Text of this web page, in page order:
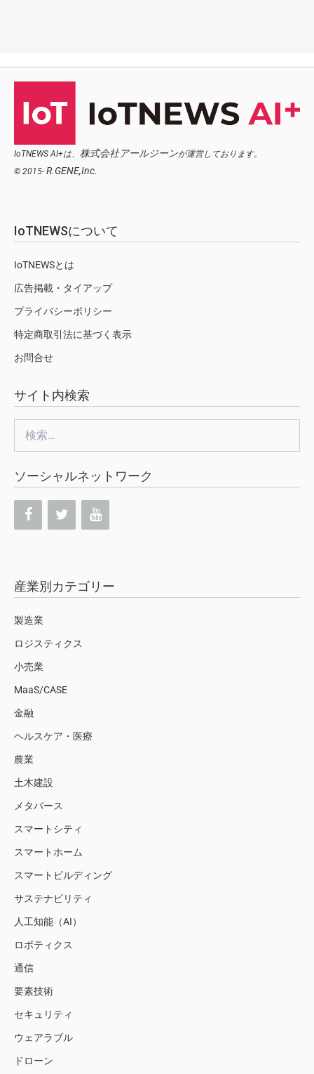
IoTNEWS AI+は、 株式会社アールジーンが運営しております。
© 2015- R.GENE,Inc.
IoTNEWSについて
IoTNEWSとは
広告掲載・タイアップ
プライバシーポリシー
特定商取引法に基づく表示
お問合せ
サイト内検索
索:
ソーシャルネットワーク
産業別カテゴリー
製造業
ロジスティクス
小売業
MaaS/CASE
金融
ヘルスケア・医療
農業
土木建設
メタバース
スマートシティ
スマートホーム
スマートビルディング
サステナビリティ
人工知能（AI）
ロボティクス
通信
要素技術
セキュリティ
ウェアラブル
ドローン